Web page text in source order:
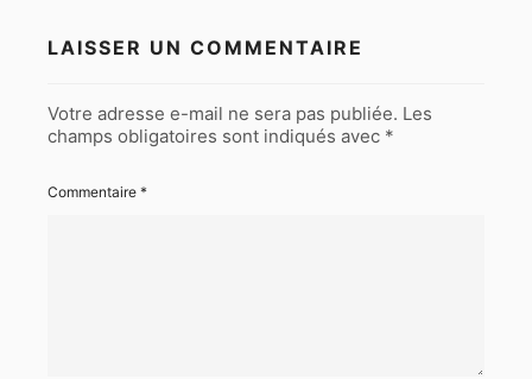
LAISSER UN COMMENTAIRE
Votre adresse e-mail ne sera pas publiée. Les
champs obligatoires sont indiqués avec *
Commentaire *